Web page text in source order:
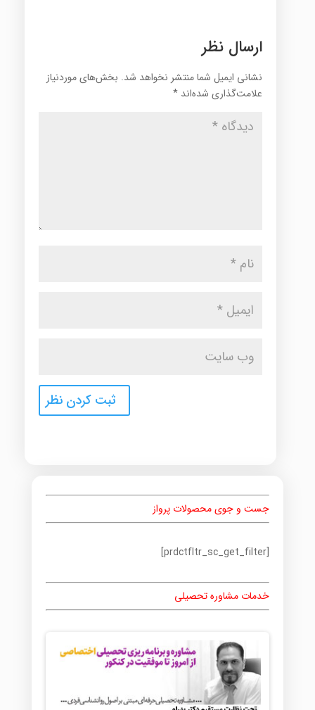
ارسال نظر
نشانی ایمیل شما منتشر نخواهد شد. بخش‌های موردنیاز
علامت‌گذاری شده‌اند *
جست و جوی محصولات پرواز
[prdctfltr_sc_get_filter]
خدمات مشاوره تحصیلی